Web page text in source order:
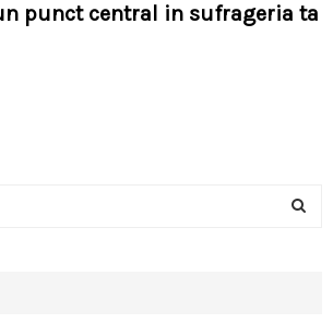
punct central in sufrageria ta